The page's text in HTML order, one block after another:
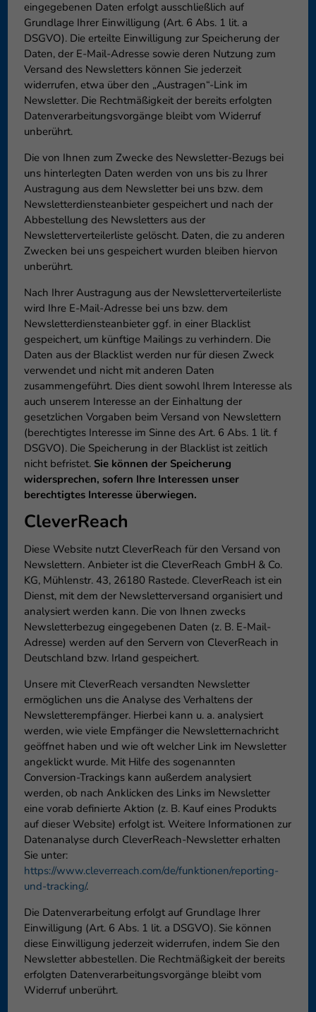
eingegebenen Daten erfolgt ausschließlich auf
Grundlage Ihrer Einwilligung (Art. 6 Abs. 1 lit. a
DSGVO). Die erteilte Einwilligung zur Speicherung der
Daten, der E-Mail-Adresse sowie deren Nutzung zum
Versand des Newsletters können Sie jederzeit
widerrufen, etwa über den „Austragen“-Link im
Newsletter. Die Rechtmäßigkeit der bereits erfolgten
Datenverarbeitungsvorgänge bleibt vom Widerruf
unberührt.
Die von Ihnen zum Zwecke des Newsletter-Bezugs bei
uns hinterlegten Daten werden von uns bis zu Ihrer
Austragung aus dem Newsletter bei uns bzw. dem
Newsletterdiensteanbieter gespeichert und nach der
Abbestellung des Newsletters aus der
Newsletterverteilerliste gelöscht. Daten, die zu anderen
Zwecken bei uns gespeichert wurden bleiben hiervon
unberührt.
Nach Ihrer Austragung aus der Newsletterverteilerliste
wird Ihre E-Mail-Adresse bei uns bzw. dem
Newsletterdiensteanbieter ggf. in einer Blacklist
gespeichert, um künftige Mailings zu verhindern. Die
Daten aus der Blacklist werden nur für diesen Zweck
verwendet und nicht mit anderen Daten
zusammengeführt. Dies dient sowohl Ihrem Interesse als
auch unserem Interesse an der Einhaltung der
gesetzlichen Vorgaben beim Versand von Newslettern
(berechtigtes Interesse im Sinne des Art. 6 Abs. 1 lit. f
DSGVO). Die Speicherung in der Blacklist ist zeitlich
nicht befristet. Sie können der Speicherung
widersprechen, sofern Ihre Interessen unser
berechtigtes Interesse überwiegen.
CleverReach
Diese Website nutzt CleverReach für den Versand von
Newslettern. Anbieter ist die CleverReach GmbH & Co.
KG, Mühlenstr. 43, 26180 Rastede. CleverReach ist ein
Dienst, mit dem der Newsletterversand organisiert und
analysiert werden kann. Die von Ihnen zwecks
Newsletterbezug eingegebenen Daten (z. B. E-Mail-
Adresse) werden auf den Servern von CleverReach in
Deutschland bzw. Irland gespeichert.
Unsere mit CleverReach versandten Newsletter
ermöglichen uns die Analyse des Verhaltens der
Newsletterempfänger. Hierbei kann u. a. analysiert
werden, wie viele Empfänger die Newsletternachricht
geöffnet haben und wie oft welcher Link im Newsletter
angeklickt wurde. Mit Hilfe des sogenannten
Conversion-Trackings kann außerdem analysiert
werden, ob nach Anklicken des Links im Newsletter
eine vorab definierte Aktion (z. B. Kauf eines Produkts
auf dieser Website) erfolgt ist. Weitere Informationen zur
Datenanalyse durch CleverReach-Newsletter erhalten
Sie unter:
https://www.cleverreach.com/de/funktionen/reporting-
und-tracking/.
Die Datenverarbeitung erfolgt auf Grundlage Ihrer
Einwilligung (Art. 6 Abs. 1 lit. a DSGVO). Sie können
diese Einwilligung jederzeit widerrufen, indem Sie den
Newsletter abbestellen. Die Rechtmäßigkeit der bereits
erfolgten Datenverarbeitungsvorgänge bleibt vom
Widerruf unberührt.